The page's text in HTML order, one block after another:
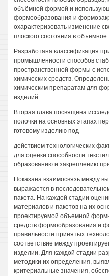
объёмной формой и
формообразования и
охарактеризовать изменение
плоского состояния в объемное.
Разработана классификация
промышленности способов
пространственной формы с
химических средств.
химическим препаратам для
изделий.
Вторая глава посвящена
полочки на основных этапах
готовому изделию под
действием технологических
для оценки способности
образованию и закреплению
Показана взаимосвязь между
выражается в
пакета. На каждой стадии
материалов и пакетов на их
проектируемой объемной
средств формообразования и
правильности принятых
соответствие между
изделии. Для каждой стадии
методики их определения,
критериальные значения,